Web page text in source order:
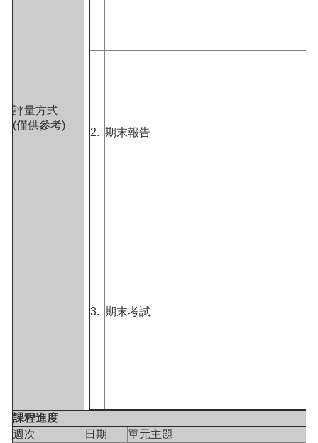
評量方式
(僅供參考)
2. 期末報告
3. 期末考試
課程進度
週次
日期
單元主題